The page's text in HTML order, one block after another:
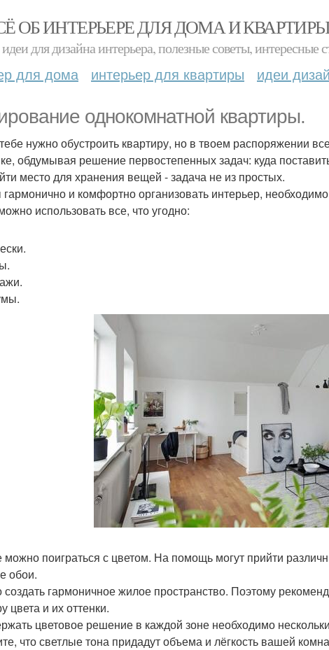
ОБ ИНТЕРЬЕРЕ ДЛЯ ДОМА И
для дизайна интерьера, полезные советы, интересные
для дома интерьер для квартиры идеи
однокомнатной квартиры.
нужно обустроить квартиру, но в твоем распоряжении
обдумывая решение первостепенных задач: куда
место для хранения вещей - задача не из простых.
и комфортно организовать интерьер,
использовать все, что угодно:
можно поиграться с цветом. На помощь могут прийти
обои.
гармоничное жилое пространство. Поэтому
цвета и их оттенки.
цветовое решение в каждой зоне необходимо
что светлые тона придадут объема и лёгкость вашей